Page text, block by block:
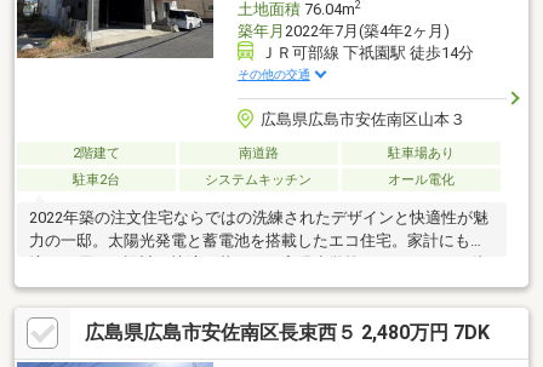
土地面積76.04m2
築年月 2022年7月(築4年2ヶ月)
ＪＲ可部線 下祇園駅 徒歩14分
その他の交通
広島県広島市安佐南区山本３
2階建て 南道路
駐車場あり
駐車2台
システムキッチン オール電化
2022年築の注文住宅ならではの洗練されたデザインと快適性が魅
力の一邸。太陽光発電と蓄電池を搭載したエコ住宅。家計にも環
境にも優しい設計で快適な暮らしを実現小学校・スーパーまで徒
歩2分の好立地！毎日の買い物や通学がラクにできる便利で安心な
住環境。吹き抜けリビングが開放的で採光豊かな明るい空間。家
族の会話が自然と広がる心地よい住まい。雨の日も濡れずに出入
りできるインナーガレージ付き。駐車場からそのまま室内へ入れ
広島県広島市安佐南区長束西５ 2,480万円 7DK